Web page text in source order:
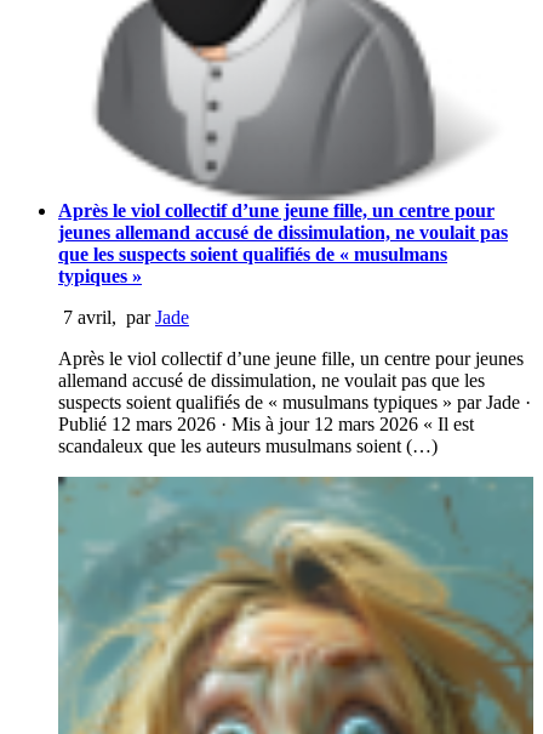
Après le viol collectif d’une jeune fille, un centre pour
jeunes allemand accusé de dissimulation, ne voulait pas
que les suspects soient qualifiés de « musulmans
typiques »
7 avril, parJade
Après le viol collectif d’une jeune fille, un centre pour jeunes
allemand accusé de dissimulation, ne voulait pas que les
suspects soient qualifiés de « musulmans typiques » par Jade ·
Publié 12 mars 2026 · Mis à jour 12 mars 2026 « Il est
scandaleux que les auteurs musulmans soient (…)